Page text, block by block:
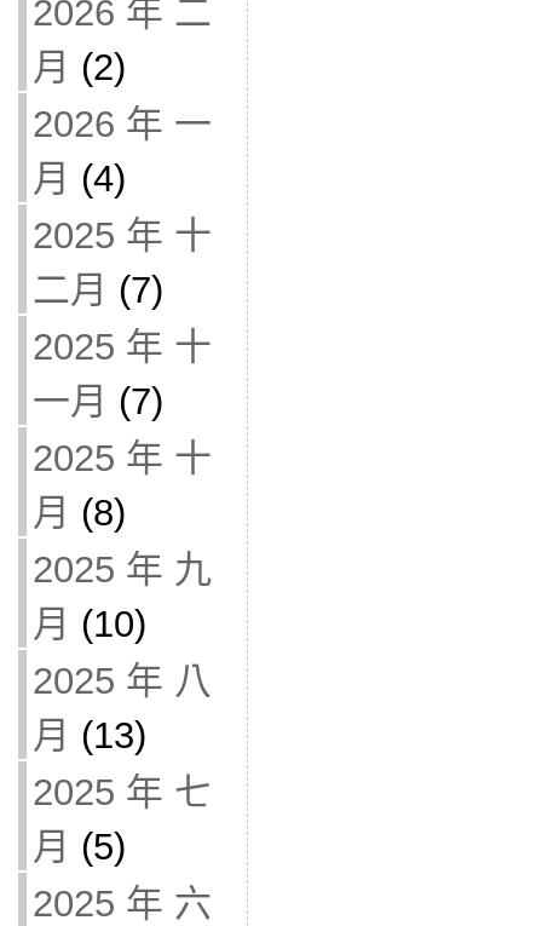
2026 年 二
月 (2)
2026 年 一
月 (4)
2025 年 十
二月 (7)
2025 年 十
一月 (7)
2025 年 十
月 (8)
2025 年 九
月 (10)
2025 年 八
月 (13)
2025 年 七
月 (5)
2025 年 六